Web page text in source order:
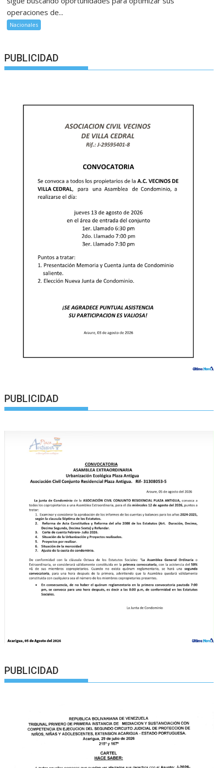
operaciones de...
Nacionales
PUBLICIDAD
PUBLICIDAD
PUBLICIDAD